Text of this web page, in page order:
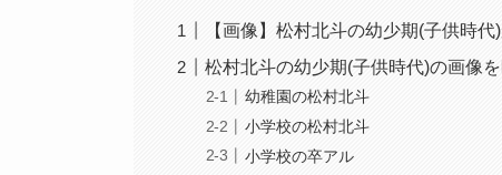
【画像】松村北斗の幼少期(子供時代
松村北斗の幼少期(子供時代)の画像
幼稚園の松村北斗
小学校の松村北斗
小学校の卒アル